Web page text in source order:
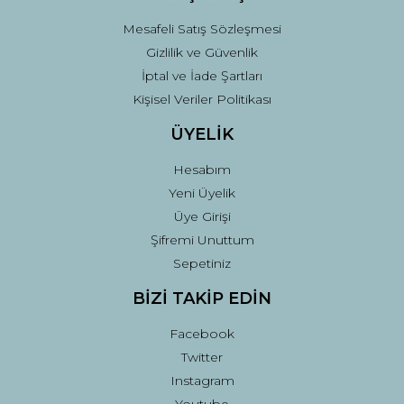
Mesafeli Satış Sözleşmesi
Gizlilik ve Güvenlik
İptal ve İade Şartları
Kişisel Veriler Politikası
ÜYELİK
Hesabım
Yeni Üyelik
Üye Girişi
Şifremi Unuttum
Sepetiniz
BİZİ TAKİP EDİN
Facebook
Twitter
Instagram